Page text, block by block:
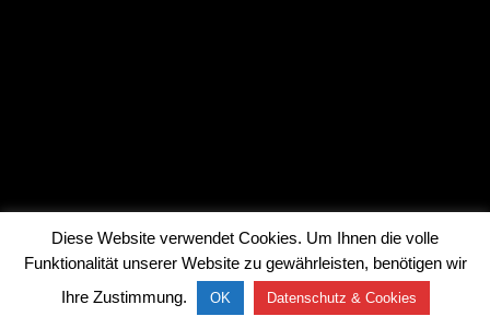
Diese Website verwendet Cookies. Um Ihnen die volle
Funktionalität unserer Website zu gewährleisten, benötigen wir
Ihre Zustimmung.
OK Datenschutz & Cookies